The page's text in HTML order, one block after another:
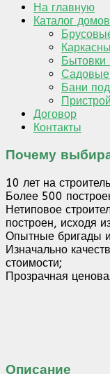
На главную
Каталог домов
Бытовки
Садовые
Бани
Договор
Контакты
Почему
10 лет на
Более 500
Нетиповое
построен, исходя
Опытные бригады
Изначально
стоимости;
Прозрачная
Описание